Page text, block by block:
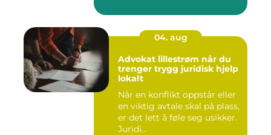
04. aug
Advokat lillestrøm når du
trenger trygg juridisk hjelp
lokalt
Når en konflikt oppstår eller
en viktig avtale skal på plass,
er det lett å føle seg usikker.
Juridi...